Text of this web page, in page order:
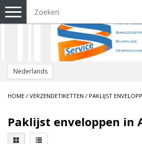
Nederlands
Toggle
navigation
HOME / VERZENDETIKETTEN / PAKLIJST
Paklijst enveloppen in